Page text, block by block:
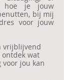
hoe je jouw
bij mij
voor jouw
vrijblijvend
ontdek wat
jou kan